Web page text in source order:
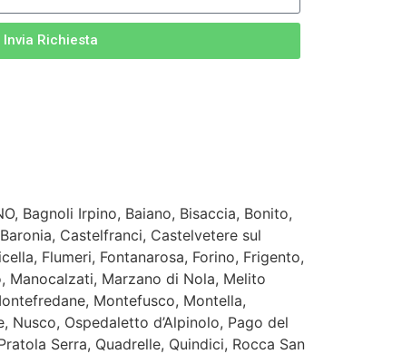
Invia Richiesta
Bagnoli Irpino, Baiano, Bisaccia, Bonito,
Castelfranci, Castelvetere sul
Flumeri, Fontanarosa, Forino, Frigento,
Manocalzati, Marzano di Nola, Melito
Montefusco, Montella,
Ospedaletto d’Alpinolo, Pago del
Serra, Quadrelle, Quindici, Rocca San